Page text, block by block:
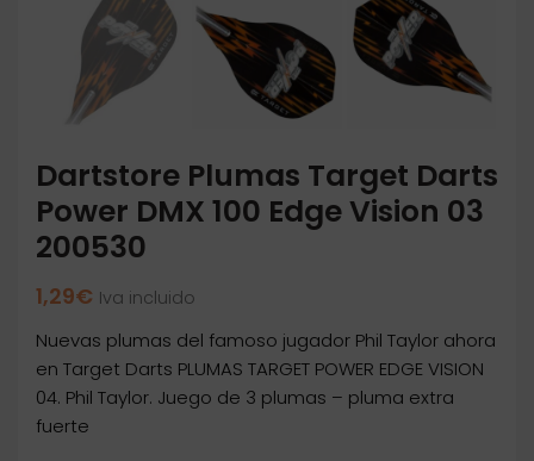
Dartstore Plumas Target Darts
Power DMX 100 Edge Vision 03
200530
1,29€ Iva incluido
Nuevas plumas del famoso jugador Phil Taylor ahora
en Target Darts PLUMAS TARGET POWER EDGE VISION
04. Phil Taylor. Juego de 3 plumas – pluma extra
fuerte